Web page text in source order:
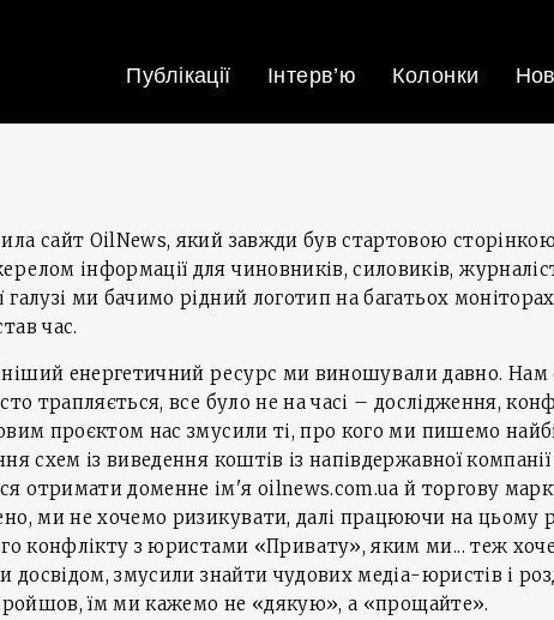
Публікації Інтерв’ю Колонки
сайт OilNews, який завжди був стартовою сторінкою
інформації для чиновників, силовиків,
галузі ми бачимо рідний логотип на багатьох
час.
енергетичний ресурс ми виношували давно. Нам
трапляється, все було не на часі – дослідження,
проєктом нас змусили ті, про кого ми пишемо
схем із виведення коштів із напівдержавної
отримати доменне ім'я oilnews.com.ua й торгову
ми не хочемо ризикувати, далі працюючи на цьому
конфлікту з юристами «Привату», яким ми... теж
досвідом, змусили знайти чудових медіа-юристів і
їм ми кажемо не «дякую», а «прощайте».